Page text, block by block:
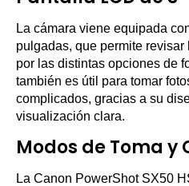
La cámara viene equipada
pulgadas, que permite
por las distintas opciones de
también es útil para tomar
complicados, gracias a su
visualización clara.
Modos de Toma y
La Canon PowerShot SX50